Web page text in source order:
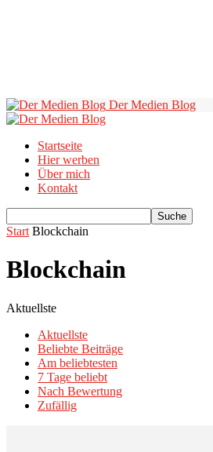
Der Medien Blog
Startseite
Hier werben
Über mich
Kontakt
Start Blockchain
Blockchain
Aktuellste
Aktuellste
Beliebte Beiträge
Am beliebtesten
7 Tage beliebt
Nach Bewertung
Zufällig